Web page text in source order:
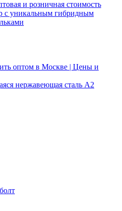
с уникальным гибридным
нержавеющая сталь A2